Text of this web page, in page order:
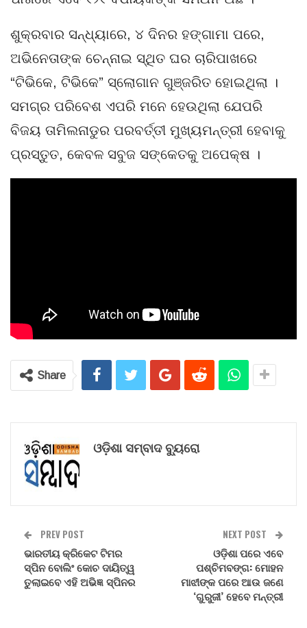
ଶୁକ୍ରବାର ସନ୍ଧ୍ୟାରେ, ୪ ଦିନର ହଙ୍ଗାମା ପରେ,
ଅଭିନେତାଙ୍କ ଚେନ୍ନାଇ ସ୍ଥିତ ଘର ଚାରିପାଖରେ
“ଟିଭିକେ, ଟିଭିକେ” ସ୍ଲୋଗାନ ଗୁଞ୍ଜରିତ ହୋଇଥିଲା ।
ସମଗ୍ର ପରିବେଶ ଏପରି ମନେ ହେଉଥିଲା ଯେପରି
ବିଜୟ ତାମିଲନାଡୁର ପରବର୍ତ୍ତୀ ମୁଖ୍ୟମନ୍ତ୍ରୀ ହେବାକୁ
ପ୍ରସ୍ତୁତ, କେବଳ ସବୁଜ ସଙ୍କେତକୁ ଅପେକ୍ଷ ।
Share
ଓଡ଼ିଶା ସମ୍ବାଦ ବ୍ୟୁରୋ
PREV POST
ଭାରତୀୟ କ୍ରିକେଟ ଟିମର
ସ୍ପିନ ବୋଲିଂ କୋଚ ଦାୟିତ୍ୱ
ତୁଲାଇବେ ଏହି ଅଭିଜ୍ଞ ସ୍ପିନର
NEXT POST
ଓଡ଼ିଶା ପରେ ଏବେ
ପଶ୍ଚିମବଙ୍ଗ: ମୋହନ
ମାଝୀଙ୍କ ପରେ ଆଉ ଜଣେ
‘ଗୁରୁଜୀ’ ହେବେ ମନ୍ତ୍ରୀ